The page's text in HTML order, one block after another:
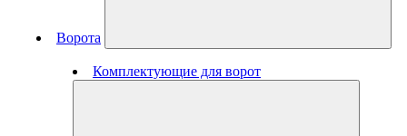
Ворота
Комплектующие для ворот